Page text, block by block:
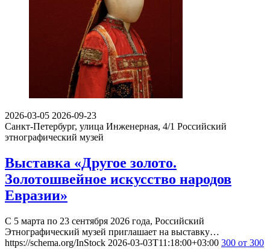
2026-03-05 2026-09-23
Санкт-Петербург, улица Инженерная, 4/1 Российский
этнографический музей
Выставка «Другое золото.
Золотошвейное искусство народов
Евразии»
С 5 марта по 23 сентября 2026 года, Российский
Этнографический музей приглашает на выставку…
https://schema.org/InStock 2026-03-03T11:18:00+03:00 300 от 300